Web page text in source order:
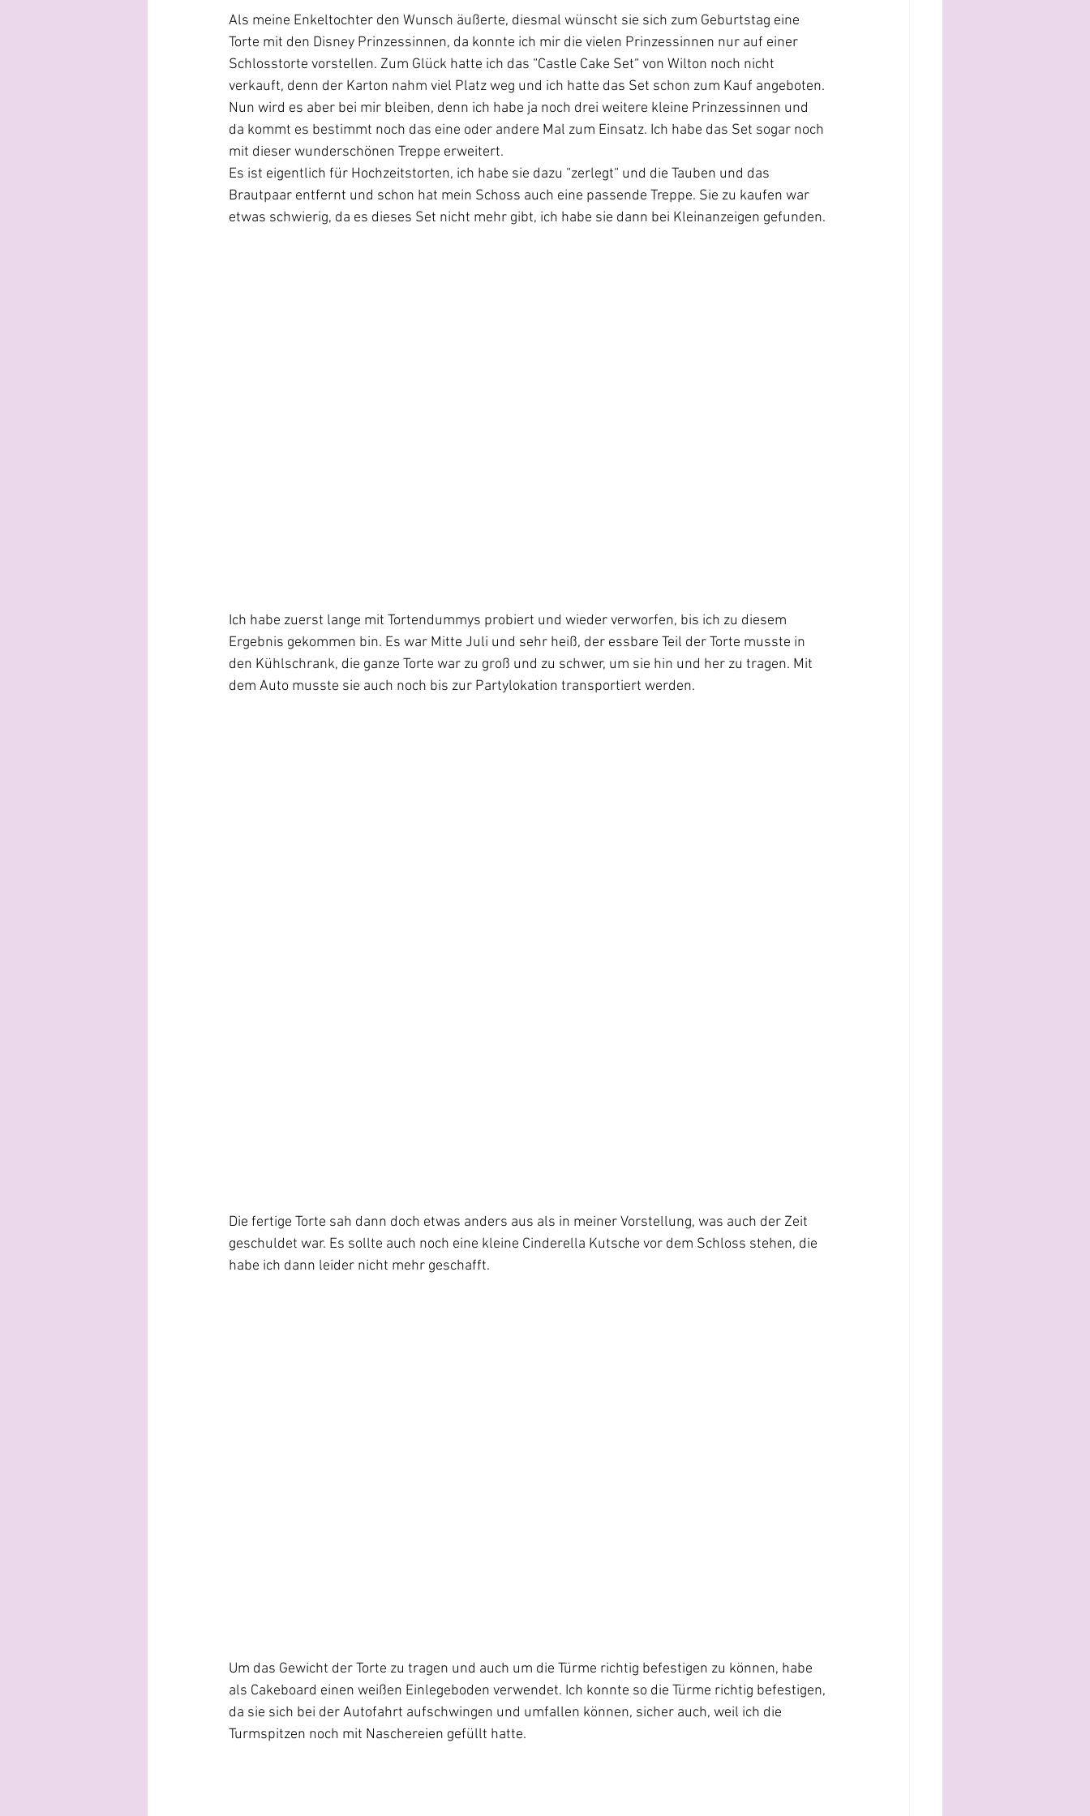
Als meine Enkeltochter den Wunsch äußerte, diesmal wünscht sie sich zum Geburtstag eine
Torte mit den Disney Prinzessinnen, da konnte ich mir die vielen Prinzessinnen nur auf einer
Schlosstorte vorstellen. Zum Glück hatte ich das “Castle Cake Set“ von Wilton noch nicht
verkauft, denn der Karton nahm viel Platz weg und ich hatte das Set schon zum Kauf angeboten.
Nun wird es aber bei mir bleiben, denn ich habe ja noch drei weitere kleine Prinzessinnen und
da kommt es bestimmt noch das eine oder andere Mal zum Einsatz. Ich habe das Set sogar noch
mit dieser wunderschönen Treppe erweitert.
Es ist eigentlich für Hochzeitstorten, ich habe sie dazu “zerlegt“ und die Tauben und das
Brautpaar entfernt und schon hat mein Schoss auch eine passende Treppe. Sie zu kaufen war
etwas schwierig, da es dieses Set nicht mehr gibt, ich habe sie dann bei Kleinanzeigen gefunden.
Ich habe zuerst lange mit Tortendummys probiert und wieder verworfen, bis ich zu diesem
Ergebnis gekommen bin. Es war Mitte Juli und sehr heiß, der essbare Teil der Torte musste in
den Kühlschrank, die ganze Torte war zu groß und zu schwer, um sie hin und her zu tragen. Mit
dem Auto musste sie auch noch bis zur Partylokation transportiert werden.
Die fertige Torte sah dann doch etwas anders aus als in meiner Vorstellung, was auch der Zeit
geschuldet war. Es sollte auch noch eine kleine Cinderella Kutsche vor dem Schloss stehen, die
habe ich dann leider nicht mehr geschafft.
Um das Gewicht der Torte zu tragen und auch um die Türme richtig befestigen zu können, habe
als Cakeboard einen weißen Einlegeboden verwendet. Ich konnte so die Türme richtig befestigen,
da sie sich bei der Autofahrt aufschwingen und umfallen können, sicher auch, weil ich die
Turmspitzen noch mit Naschereien gefüllt hatte.